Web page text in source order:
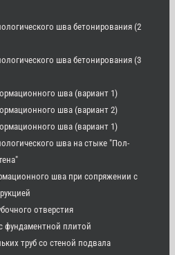
шва бетонирования (2
шва бетонирования (3
шва (вариант 1)
шва (вариант 2)
шва (вариант 1)
шва на стыке "Пол-
шва при сопряжении с
отверстия
фундаментной плитой
труб со стеной подвала